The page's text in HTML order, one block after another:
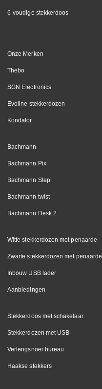
6-voudige stekkerdoos
Onze Merken
Thebo
SGN Electronics
Evoline stekkerdozen
Kondator
Bachmann
Bachmann Pix
Bachmann Step
Bachmann twist
Bachmann Desk 2
Witte stekkerdozen met penaarde
Zwarte stekkerdozen met penaarde
Inbouw USB lader
Aanbiedingen
Stekkerdoos met schakelaar
Stekkerdozen met USB
Verlengsnoer bureau
Haakse stekkers